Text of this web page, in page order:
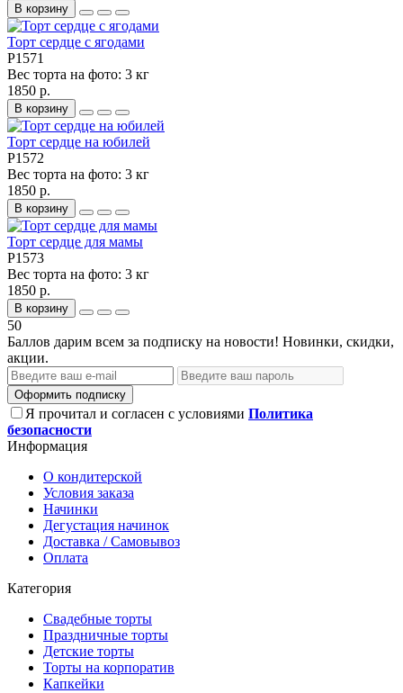
В корзину
Торт сердце с ягодами
P1571
Вес торта на фото: 3 кг
1850 р.
В корзину
Торт сердце на юбилей
P1572
Вес торта на фото: 3 кг
1850 р.
В корзину
Торт сердце для мамы
P1573
Вес торта на фото: 3 кг
1850 р.
В корзину
50
Баллов дарим всем за подписку на новости! Новинки, скидки,
акции.
Оформить подписку
Я прочитал и согласен с условиями Политика
безопасности
Информация
О кондитерской
Условия заказа
Начинки
Дегустация начинок
Доставка / Самовывоз
Оплата
Категория
Свадебные торты
Праздничные торты
Детские торты
Торты на корпоратив
Капкейки